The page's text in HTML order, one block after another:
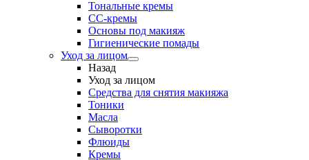
Тональные кремы
CC-кремы
Основы под макияж
Гигиенические помады
Уход за лицом
Назад
Уход за лицом
Средства для снятия макияжа
Тоники
Масла
Сыворотки
Флюиды
Кремы